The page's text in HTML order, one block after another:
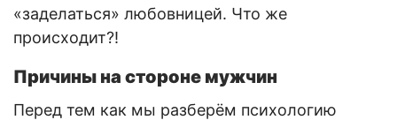
«заделаться» любовницей. Что же
происходит?!
Причины на стороне мужчин
Перед тем как мы разберём психологию